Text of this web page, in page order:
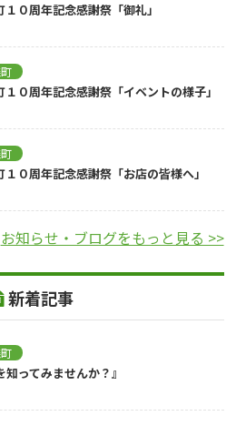
０周年記念感謝祭「御礼」
０周年記念感謝祭「イベントの様子」
０周年記念感謝祭「お店の皆様へ」
お知らせ・ブログをもっと見る >>
新着記事
知ってみませんか？』